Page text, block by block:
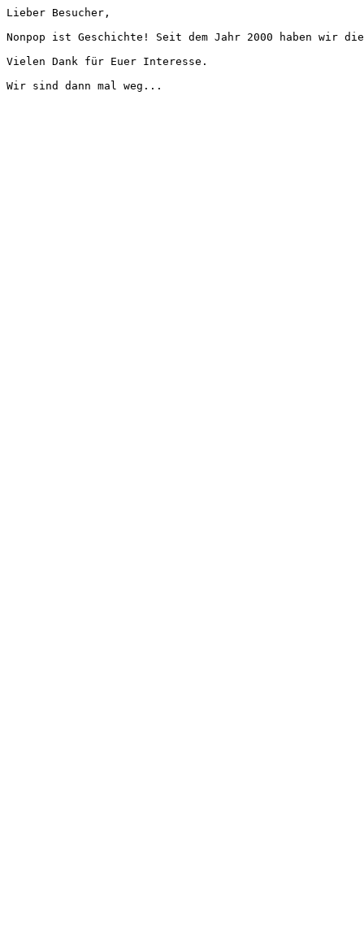
Lieber Besucher,
Nonpop ist Geschichte! Seit dem Jahr 2000 haben wir
Vielen Dank für Euer Interesse.
Wir sind dann mal weg...